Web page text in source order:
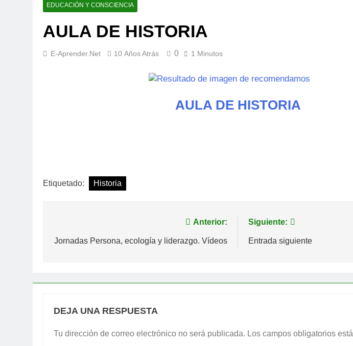
EDUCACIÓN Y CONSCIENCIA
AULA DE HISTORIA
E-Aprender.net 10 Años Atrás 0 1 Minutos
AULA DE HISTORIA
Etiquetado: Historia
de
Anterior:
Jornadas Persona, ecología y liderazgo. Vídeos
Siguiente:
Entrada siguiente
DEJA UNA RESPUESTA
Tu dirección de correo electrónico no será publicada. Los campos obligatorios